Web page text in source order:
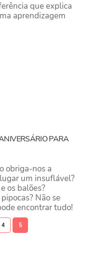
que explica
aprendizagem
PARA
obriga-nos a
um insuflável?
os balões?
Não se
encontrar tudo!
4 5